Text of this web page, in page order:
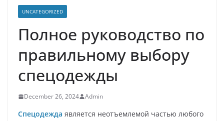
UNCATEGORIZED
Полное руководство по
правильному выбору
спецодежды
December 26, 2024 Admin
Спецодежда является неотъемлемой частью любого